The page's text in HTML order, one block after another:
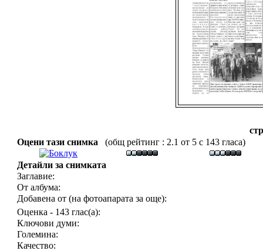
Оцени тази снимка
(общ рейтинг : 2.1 от 5 с 143 гласа)
Детайли за снимката
Заглавие:
От албума:
Добавена от (на фотоапарата за още):
Оценка - 143 глас(а):
Ключови думи:
Големина:
Качество: